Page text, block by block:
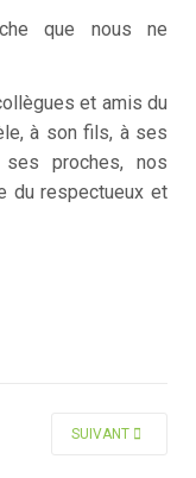
que nous ne
et amis du
à son fils, à ses
proches, nos
du respectueux et
ARTICLE SUIVANT
SUIVANT